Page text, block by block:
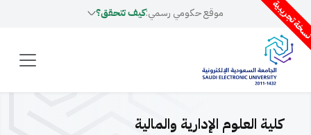
تجريبية موقع حكومي رسمي:كيف تتحقق؟
كلية العلوم الإدارية والمالية